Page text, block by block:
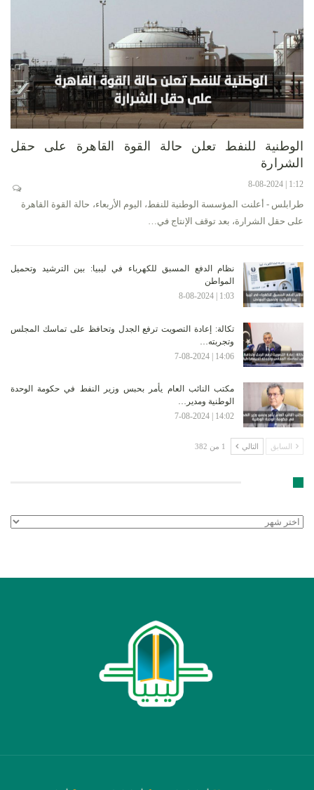
الوطنية للنفط تعلن حالة القوة القاهرة على حقل
الشرارة
1:12 | 8-08-2024
طرابلس - أعلنت المؤسسة الوطنية للنفط، اليوم الأربعاء، حالة القوة القاهرة
على حقل الشرارة، بعد توقف الإنتاج في…
نظام الدفع المسبق للكهرباء في ليبيا: بين الترشيد وتحميل
المواطن
1:03 | 8-08-2024
تكالة: إعادة التصويت ترفع الجدل وتحافظ على تماسك المجلس
وتجربته…
14:06 | 7-08-2024
مكتب النائب العام يأمر بحبس وزير النفط في حكومة الوحدة
الوطنية ومدير…
14:02 | 7-08-2024
السابق التالي 1 من 382
الأرشيف